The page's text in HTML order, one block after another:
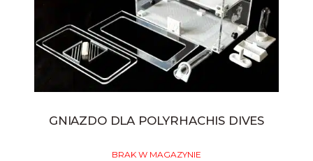
GNIAZDO DLA POLYRHACHIS DIVES
BRAK W MAGAZYNIE